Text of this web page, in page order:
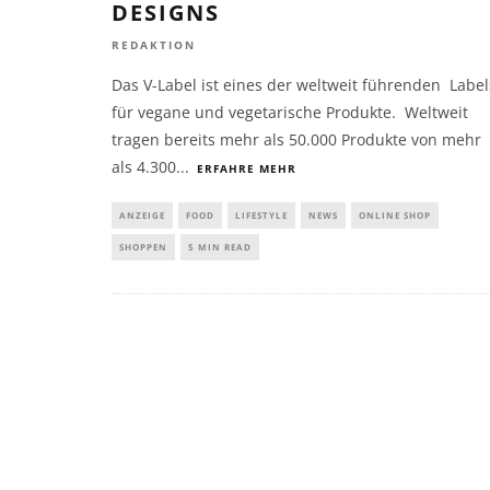
DESIGNS
REDAKTION
Das V-Label ist eines der weltweit führenden
für vegane und vegetarische Produkte. Weltweit
tragen bereits mehr als 50.000 Produkte von mehr
als 4.300... ERFAHRE MEHR
ANZEIGE FOOD LIFESTYLE NEWS ONLINE SHOP
SHOPPEN 5 MIN READ